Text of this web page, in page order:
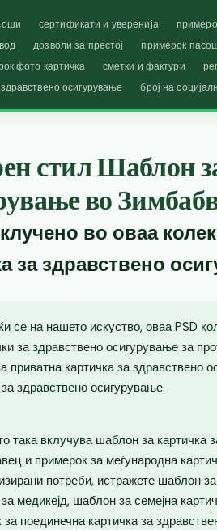
сертификати и уверенија
дозволи за престој примерок
фото картичка сметки и фактури
осигурување број на
стил Шаблон
во
во оваа
за здравствено
се на нашето искуство, оваа PSD
за здравствено осигурување за
приватна картичка за здравствено
здравствено осигурување.
така вклучува шаблон за картичка
и примерок за меѓународна
потреби, истражете шаблон
за медикејд, шаблон за семејна
за поединечна картичка за